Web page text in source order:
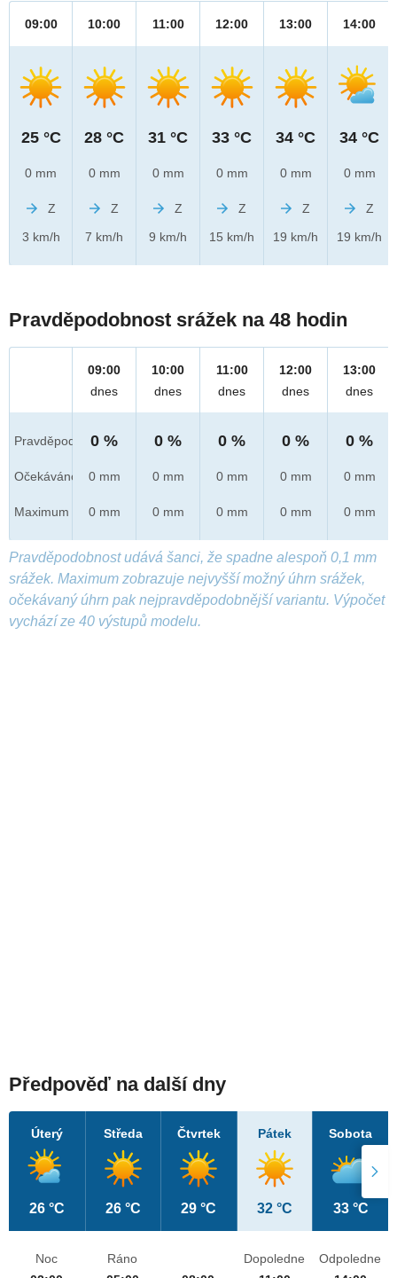
09:00
25 °C
0 mm
Z
3 km/h
10:00
28 °C
0 mm
Z
7 km/h
11:00
31 °C
0 mm
Z
9 km/h
12:00
33 °C
0 mm
Z
15 km/h
13:00
34 °C
0 mm
Z
19 km/h
14:00
34 °C
0 mm
Z
19 km/h
Pravděpodobnost srážek na 48 hodin
Pravděpod.
Očekáváno
Maximum
09:00
dnes
0 %
0 mm
0 mm
10:00
dnes
0 %
0 mm
0 mm
11:00
dnes
0 %
0 mm
0 mm
12:00
dnes
0 %
0 mm
0 mm
13:00
dnes
0 %
0 mm
0 mm
Pravděpodobnost udává šanci, že spadne alespoň 0,1 mm
srážek. Maximum zobrazuje nejvyšší možný úhrn srážek,
očekávaný úhrn pak nejpravděpodobnější variantu. Výpočet
vychází ze 40 výstupů modelu.
Předpověď na další dny
Úterý
26 °C
Středa
26 °C
Čtvrtek
29 °C
Pátek
32 °C
Sobota
33 °C
Noc
Ráno
Dopoledne
Odpoledne